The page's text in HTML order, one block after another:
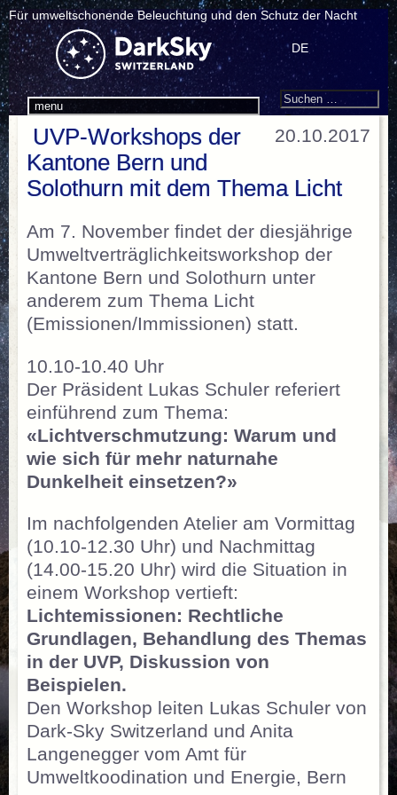
Für umweltschonende Beleuchtung und den Schutz der Nacht
menu
DE
Search
Suchen
20.10.2017
UVP-Workshops der
Kantone Bern und
Solothurn mit dem Thema Licht
Am 7. November findet der diesjährige
Umweltverträglichkeitsworkshop der
Kantone Bern und Solothurn unter
anderem zum Thema Licht
(Emissionen/Immissionen) statt.
10.10-10.40 Uhr
Der Präsident Lukas Schuler referiert
einführend zum Thema:
«Lichtverschmutzung: Warum und
wie sich für mehr naturnahe
Dunkelheit einsetzen?»
Im nachfolgenden Atelier am Vormittag
(10.10-12.30 Uhr) und Nachmittag
(14.00-15.20 Uhr) wird die Situation in
einem Workshop vertieft:
Lichtemissionen: Rechtliche
Grundlagen, Behandlung des Themas
in der UVP, Diskussion von
Beispielen.
Den Workshop leiten Lukas Schuler von
Dark-Sky Switzerland und Anita
Langenegger vom Amt für
Umweltkoodination und Energie, Bern